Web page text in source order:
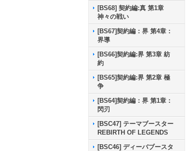
[BS68] 契約編:真 第1章
神々の戦い
[BS67]契約編：界 第4章：
界導
[BS66]契約編:界 第3章 紡
約
[BS65]契約編:界 第2章 極
争
[BS64]契約編：界 第1章：
閃刃
[BSC47] テーマブースター
REBIRTH OF LEGENDS
[BSC46] ディーバブースタ